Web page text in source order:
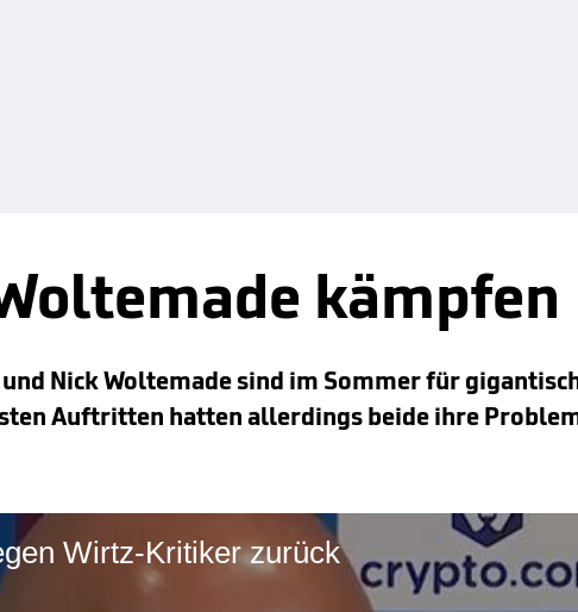
kämpfen
Nick Woltemade sind im Sommer für
Auftritten hatten allerdings beide ihre
Wirtz-Kritiker zurück